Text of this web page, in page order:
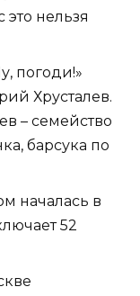
нельзя
погоди!»
Хрусталев.
– семейство
барсука по
началась в
52